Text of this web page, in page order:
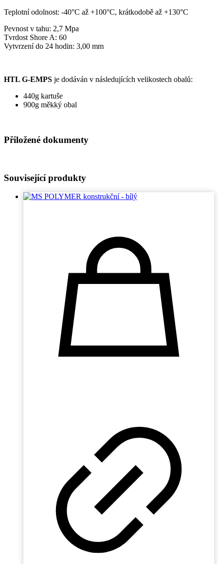
Teplotní odolnost: -40°C až +100°C, krátkodobě až +130°C
Pevnost v tahu: 2,7 Mpa
Tvrdost Shore A: 60
Vytvrzení do 24 hodin: 3,00 mm
HTL G-EMPS je dodáván v následujících velikostech obalů:
440g kartuše
900g měkký obal
Přiložené dokumenty
Související produkty